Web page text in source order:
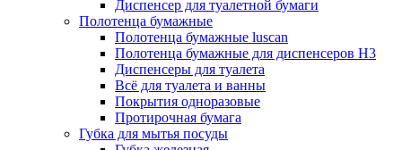
Диспенсер для туалетной бумаги
Полотенца бумажные
Полотенца бумажные luscan
Полотенца бумажные для диспенсеров H3
Диспенсеры для туалета
Всё для туалета и ванны
Покрытия одноразовые
Протирочная бумага
Губка для мытья посуды